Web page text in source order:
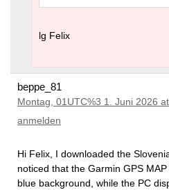
lg Felix
beppe_81
Montag, 01UTC%3 1. Juni 2026
anmelden
Hi Felix, I downloaded the
noticed that the Garmin GPS
blue background, while the PC